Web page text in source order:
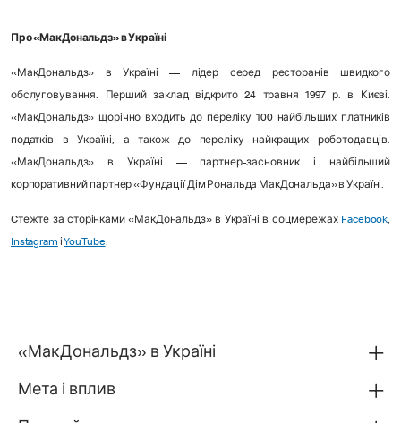
Про «МакДональдз» в Україні
«МакДональдз» в Україні — лідер серед ресторанів швидкого
обслуговування. Перший заклад відкрито 24 травня 1997 р. в Києві.
«МакДональдз» щорічно входить до переліку 100 найбільших платників
податків в Україні, а також до переліку найкращих роботодавців.
«МакДональдз» в Україні — партнер-засновник і найбільший
корпоративний партнер «Фундації Дім Рональда МакДональда» в Україні.
Cтежте за сторінками «МакДональдз» в Україні в соцмережах Facebook,
Instagram і YouTube.
«МакДональдз» в Україні
Мета і вплив